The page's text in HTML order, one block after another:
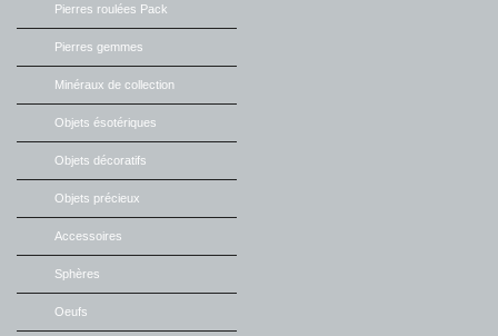
Pierres roulées Pack
Pierres gemmes
Minéraux de collection
Objets ésotériques
Objets décoratifs
Objets précieux
Accessoires
Sphères
Oeufs